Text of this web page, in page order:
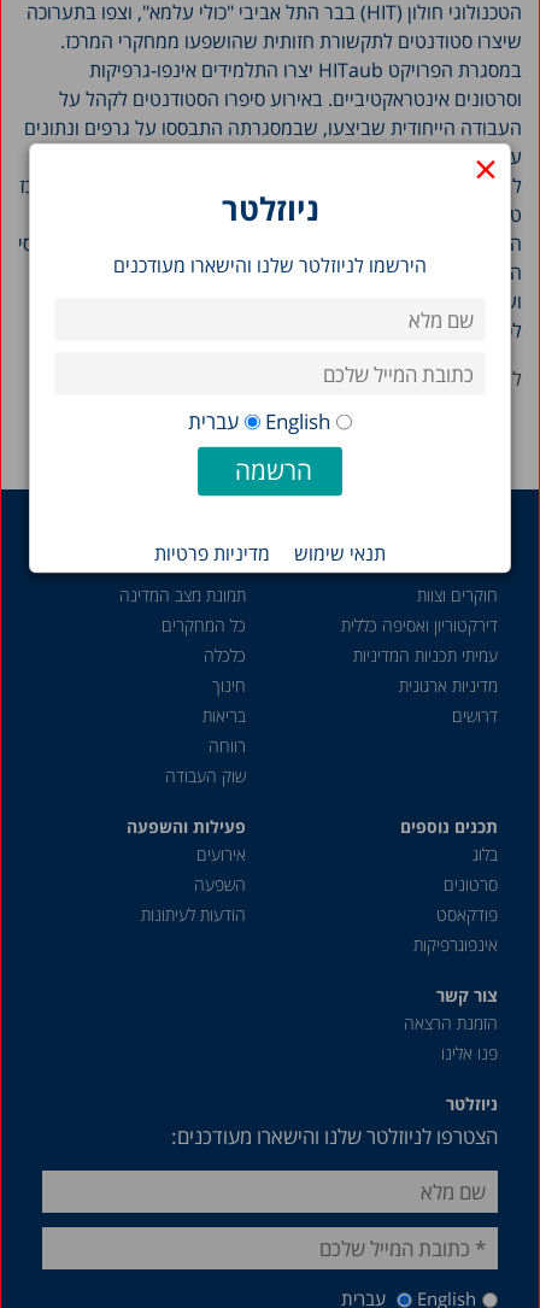
×
ניוזלטר
הירשמו לניוזלטר שלנו והישארו מעודכנים
English עברית
תנאי שימוש מדיניות פרטיות
הטכנולוגי חולון (HIT) בבר התל אביבי "כולי עלמא", וצפו בתערוכה
שיצרו סטודנטים לתקשורת חזותית שהושפעו ממחקרי המרכז.
במסגרת הפרויקט HITaub יצרו התלמידים אינפו-גרפיקות
וסרטונים אינטראקטיביים. באירוע סיפרו הסטודנטים לקהל על
העבודה הייחודית שביצעו, שבמסגרתה התבססו על גרפים ונתונים
עובדתיים של מרכז טאוב והפכו אותם לפוסטרים וסרטונים קלים
להבנה שיכולים לדבר לכל אדם. במהלך הערב דיברו גם חוקרי מרכז
טאוב והציגו את הנתונים שעמדו בבסיס היצירות.
הערב הסתיים בחלוקת מלגות לתלמידים המצטיינים בפרויקט. פרסי
הצטיינות בסך 500 שקלים כל אחד הוענקו לגל רובין, דפי ברזילי
לסטודנטים דור הרשקוביץ, הלה גדה ונועה שרעבי.
לחצו לראות כמה כיף היה
משימה, היסטוריה
חוקרים וצוות
דירקטוריון ואסיפה כללית
עמיתי תכניות המדיניות
מדיניות ארגונית
דרושים
דוח מצב המדינה
תמונת מצב המדינה
כל המחקרים
כלכלה
חינוך
בריאות
רווחה
שוק העבודה
תכנים נוספים
בלוג
סרטונים
פודקאסט
אינפוגרפיקות
פעילות והשפעה
אירועים
השפעה
הודעות לעיתונות
צור קשר
הזמנת הרצאה
פנו אלינו
ניוזלטר
הצטרפו לניוזלטר שלנו והישארו מעודכנים:
English עברית